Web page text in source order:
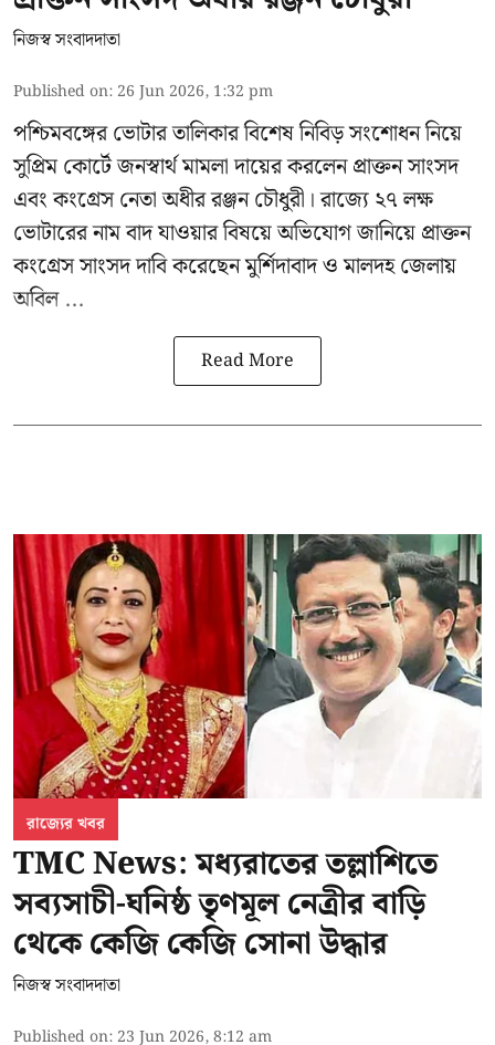
নিজস্ব সংবাদদাতা
Published on: 26 Jun 2026, 1:32 pm
পশ্চিমবঙ্গেরভোটার তালিকার বিশেষ নিবিড় সংশোধননিয়ে
সুপ্রিম কোর্টে জনস্বার্থ মামলা দায়ের করলেন প্রাক্তন সাংসদ
এবংকংগ্রেস নেতা অধীর রঞ্জন চৌধুরী । রাজ্যে ২৭ লক্ষ
ভোটারের নাম বাদ যাওয়ার বিষয়ে অভিযোগ জানিয়ে প্রাক্তন
কংগ্রেস সাংসদ দাবি করেছেন মুর্শিদাবাদ ও মালদহ জেলায়
অবিল ...
Read More
রাজ্যের খবর
TMC News: মধ্যরাতের তল্লাশিতে
সব্যসাচী-ঘনিষ্ঠ তৃণমূল নেত্রীর বাড়ি
থেকে কেজি কেজি সোনা উদ্ধার
নিজস্ব সংবাদদাতা
Published on: 23 Jun 2026, 8:12 am